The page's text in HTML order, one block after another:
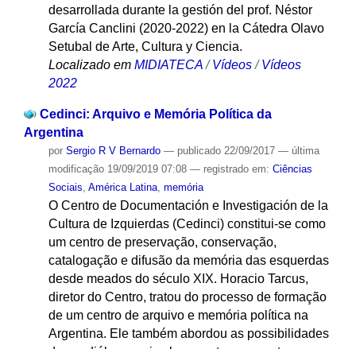
desarrollada durante la gestión del prof. Néstor
García Canclini (2020-2022) en la Cátedra Olavo
Setubal de Arte, Cultura y Ciencia.
Localizado em MIDIATECA /Vídeos /Vídeos
2022
Cedinci: Arquivo e Memória Política da
Argentina
por Sergio R V Bernardo — publicado22/09/2017 — última
modificação19/09/2019 07:08 — registrado em: Ciências
Sociais América Latina, memória
O Centro de Documentación e Investigación de la
Cultura de Izquierdas (Cedinci) constitui-se como
um centro de preservação, conservação,
catalogação e difusão da memória das esquerdas
desde meados do século XIX. Horacio Tarcus,
diretor do Centro, tratou do processo de formação
de um centro de arquivo e memória política na
Argentina. Ele também abordou as possibilidades